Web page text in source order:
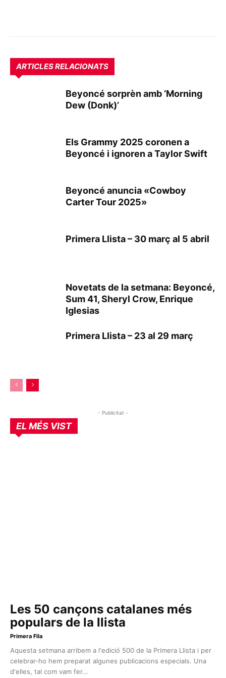
ARTICLES RELACIONATS
Beyoncé sorprèn amb ‘Morning
Dew (Donk)’
Els Grammy 2025 coronen a
Beyoncé i ignoren a Taylor Swift
Beyoncé anuncia «Cowboy
Carter Tour 2025»
Primera Llista – 30 març al 5 abril
Novetats de la setmana: Beyoncé,
Sum 41, Sheryl Crow, Enrique
Iglesias
Primera Llista – 23 al 29 març
- Publicitat -
EL MÉS VIST
Les 50 cançons catalanes més
populars de la llista
Primera Fila
Aquesta setmana arribem a l'edició 500 de la Primera Llista i per
celebrar-ho hem preparat algunes publicacions especials. Una
d'elles, tal com vam fer...